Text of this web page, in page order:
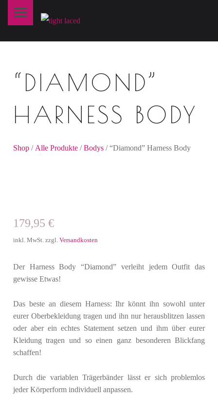
A
C
D
“DIAMOND”
HARNESS BODY
Shop/ Alle Produkte/Bodys/ “Diamond” Harness Body
179,95 €
inkl. MwSt. zzgl. Versandkosten
Der Harness Body “Diamond” verleiht jedem Outfit das
gewisse Etwas!
Das beste an diesem Harness: Ihr könnt ihn sowohl unter
eurer Oberbekleidung tragen und ihn nur herausblitzen lassen
oder aber ein echtes Statement setzen und ihm über eurer
Kleidung tragen und so einen ganz besonderen Blickfang
schaffen!
Durch die variablen Trägerbänder lässt er sich problemlos
jeder Körperform individuell anpassen.